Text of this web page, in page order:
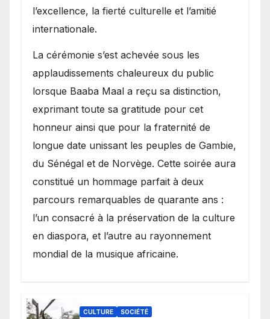
l’excellence, la fierté culturelle et l’amitié
internationale.
​La cérémonie s’est achevée sous les
applaudissements chaleureux du public
lorsque Baaba Maal a reçu sa distinction,
exprimant toute sa gratitude pour cet
honneur ainsi que pour la fraternité de
longue date unissant les peuples de Gambie,
du Sénégal et de Norvège. Cette soirée aura
constitué un hommage parfait à deux
parcours remarquables de quarante ans :
l’un consacré à la préservation de la culture
en diaspora, et l’autre au rayonnement
mondial de la musique africaine.
CULTURE SOCIÉTÉ